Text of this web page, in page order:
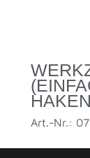
Art.-Nr.: